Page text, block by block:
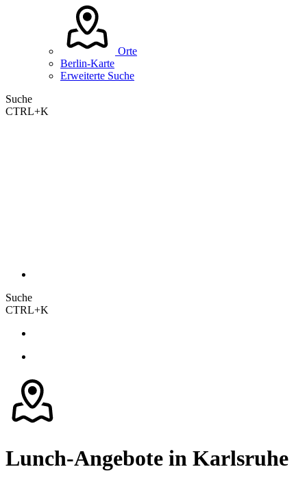
Orte
Berlin-Karte
Erweiterte Suche
Suche
CTRL+K
Suche
CTRL+K
Lunch-Angebote in Karlsruhe